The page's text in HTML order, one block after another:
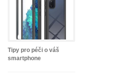
Tipy pro péči o váš
smartphone